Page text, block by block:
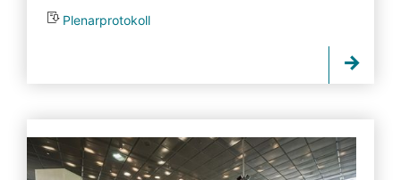
Plenarprotokoll